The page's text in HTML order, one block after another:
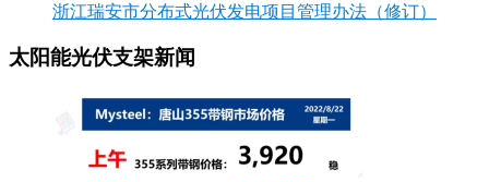
浙江瑞安市分布式光伏发电项目管理办法（修订）
太阳能光伏支架新闻